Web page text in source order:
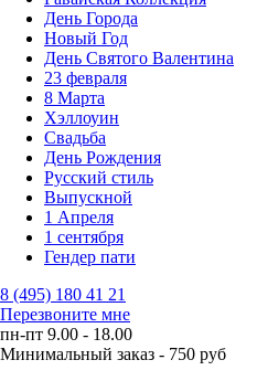
День Города
Новый Год
День Святого Валентина
23 февраля
8 Марта
Хэллоуин
Свадьба
День Рождения
Русский стиль
Выпускной
1 Апреля
1 сентября
Гендер пати
8 (495) 180 41 21
Перезвоните мне
пн-пт 9.00 - 18.00
Минимальный заказ - 750 руб